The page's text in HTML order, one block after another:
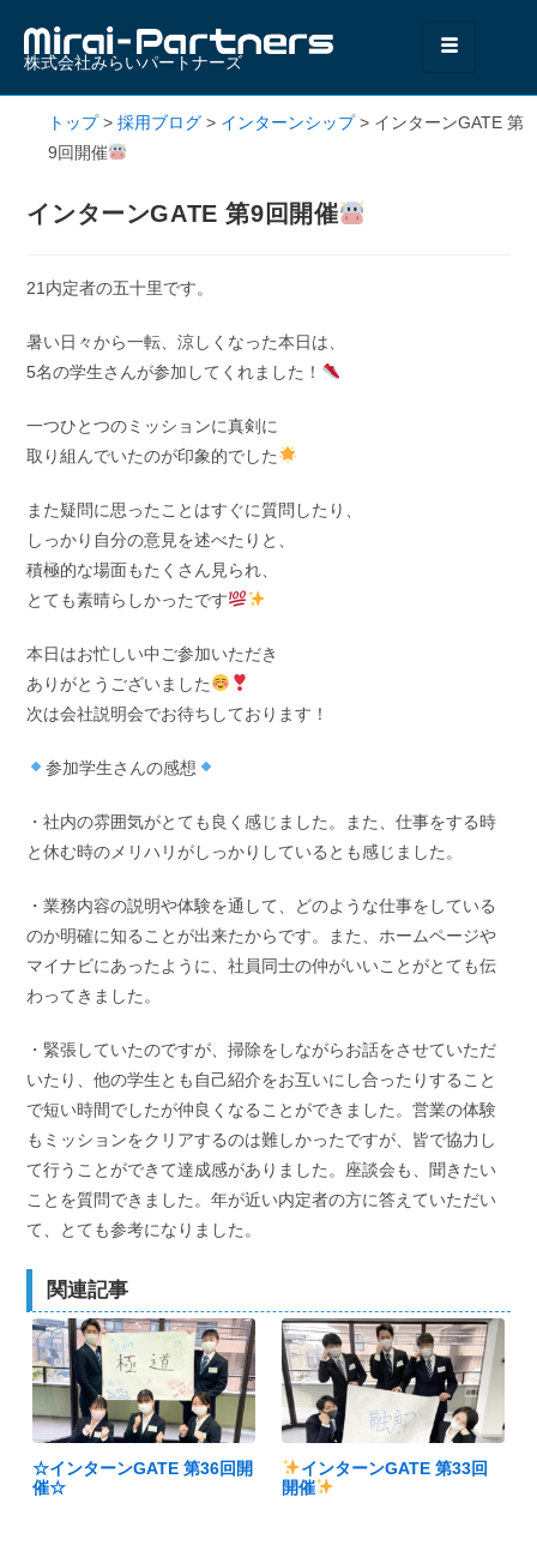
株式会社みらいパートナーズ
トップ> 採用ブログ > インターンシップ> インターンGATE 第
9回開催
インターンGATE 第9回開催
21内定者の五十里です。
暑い日々から一転、涼しくなった本日は、
5名の学生さんが参加してくれました！
一つひとつのミッションに真剣に
取り組んでいたのが印象的でした
また疑問に思ったことはすぐに質問したり、
しっかり自分の意見を述べたりと、
積極的な場面もたくさん見られ、
とても素晴らしかったです
本日はお忙しい中ご参加いただき
ありがとうございました
次は会社説明会でお待ちしております！
参加学生さんの感想
・社内の雰囲気がとても良く感じました。また、仕事をする時
と休む時のメリハリがしっかりしているとも感じました。
・業務内容の説明や体験を通して、どのような仕事をしている
のか明確に知ることが出来たからです。また、ホームページや
マイナビにあったように、社員同士の仲がいいことがとても伝
わってきました。
・緊張していたのですが、掃除をしながらお話をさせていただ
いたり、他の学生とも自己紹介をお互いにし合ったりすること
で短い時間でしたが仲良くなることができました。営業の体験
もミッションをクリアするのは難しかったですが、皆で協力し
て行うことができて達成感がありました。座談会も、聞きたい
ことを質問できました。年が近い内定者の方に答えていただい
て、とても参考になりました。
関連記事
☆インターンGATE 第36回開
催☆
インターンGATE 第33回
開催